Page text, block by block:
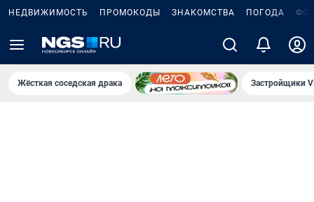
НЕДВИЖИМОСТЬ ПРОМОКОДЫ ЗНАКОМСТВА ПОГОДА
Жёсткая соседская драка Застройщики